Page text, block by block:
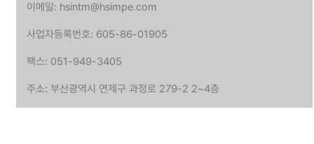
이메일: hsintm@hsimpe.com
사업자등록번호: 605-86-01905
팩스: 051-949-3405
주소: 부산광역시 연제구 과정로 279-2 2~4층